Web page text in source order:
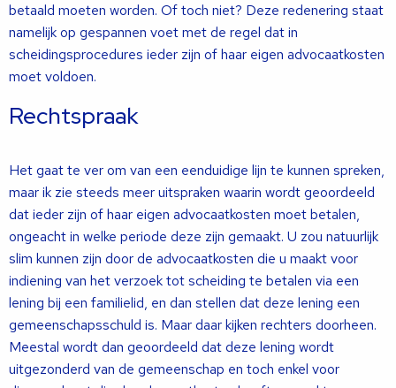
betaald moeten worden. Of toch niet? Deze redenering staat
namelijk op gespannen voet met de regel dat in
scheidingsprocedures ieder zijn of haar eigen advocaatkosten
moet voldoen.
Rechtspraak
Het gaat te ver om van een eenduidige lijn te kunnen spreken,
maar ik zie steeds meer uitspraken waarin wordt geoordeeld
dat ieder zijn of haar eigen advocaatkosten moet betalen,
ongeacht in welke periode deze zijn gemaakt. U zou natuurlijk
slim kunnen zijn door de advocaatkosten die u maakt voor
indiening van het verzoek tot scheiding te betalen via een
lening bij een familielid, en dan stellen dat deze lening een
gemeenschapsschuld is. Maar daar kijken rechters doorheen.
Meestal wordt dan geoordeeld dat deze lening wordt
uitgezonderd van de gemeenschap en toch enkel voor